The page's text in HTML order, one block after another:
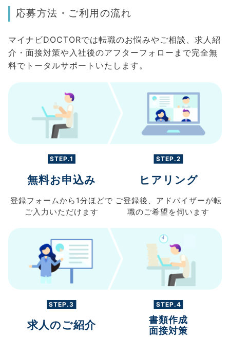
応募方法・ご利用の流れ
マイナビDOCTORでは転職のお悩みやご相談、求人紹
介・面接対策や入社後のアフターフォローまで完全無
料でトータルサポートいたします。
STEP.1
無料お申込み
登録フォームから 1分ほどで
ご入力 いただけます
STEP.2
ヒアリング
ご登録後、 アドバイザーが転
職のご希望を伺います
STEP.3
求人のご紹介
STEP.4
書類作成
面接対策